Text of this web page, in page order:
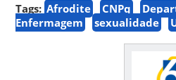
Tags: Afrodite CNPq
Enfermagem
sexualidade